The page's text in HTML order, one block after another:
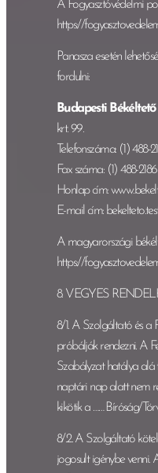
A Fogyasztóvédelmi
https://
Panasza esetén
fordulni:
Budapesti Békéltető
krt. 99.
Telefonszáma: (1) 488-
Fax száma: (1) 488-2186
Honlap cím:
E-mail cím:
A magyarországi
https://
8. VEGYES
8/1. A Szolgáltató és a
próbálják rendezni. A
Szabályzat hatálya alá
naptári nap alatt nem
kikötik a …… Bíróság/
8/.2. A Szolgáltató
jogosult igénybe venni.